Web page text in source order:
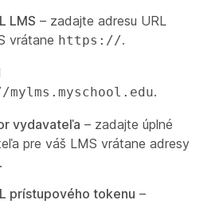
LMS – zadajte adresu URL
vrátane https://.
.
vydavateľa – zadajte úplné
pre váš LMS vrátane adresy
.
prístupového tokenu –